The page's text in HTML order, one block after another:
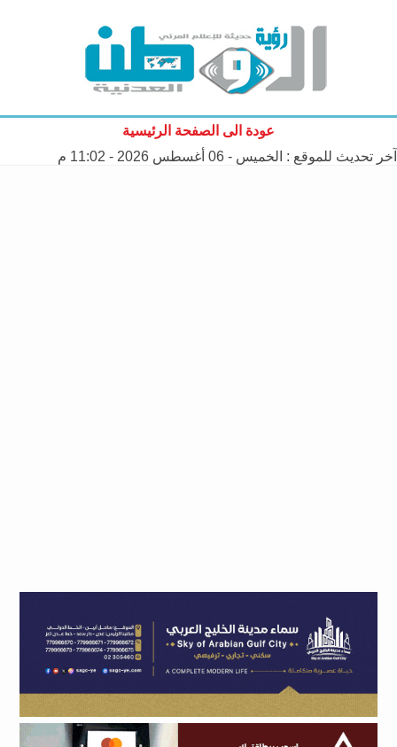
عودة الى الصفحة الرئيسية
آخر تحديث للموقع : الخميس - 06 أغسطس 2026 - 11:02 م